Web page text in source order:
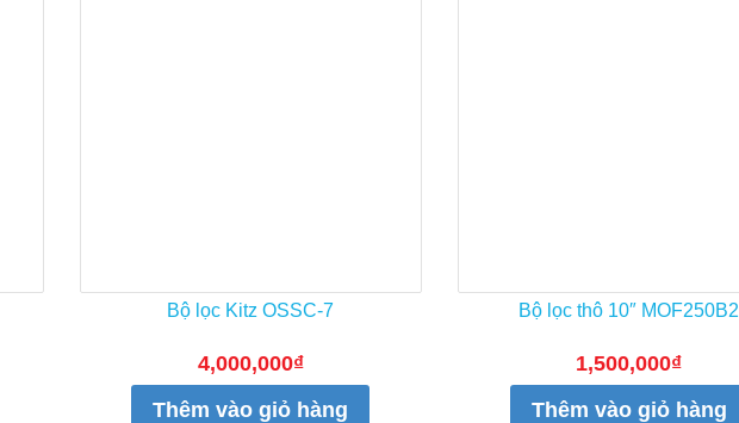
Bộ lọc Kitz OSSC-7
4,000,000₫
Thêm vào giỏ hàng
Bộ lọc thô 10″ MOF250B2
1,500,000₫
Thêm vào giỏ hàng